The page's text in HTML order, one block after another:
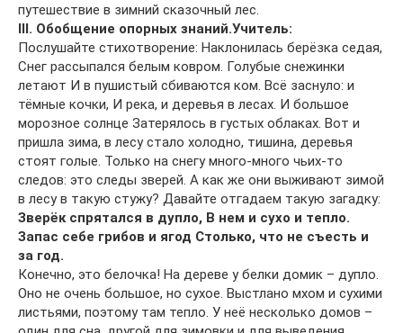
путешествие в зимний сказочный лес.
III. Обобщение опорных знаний.Учитель:
Послушайте стихотворение: Наклонилась берёзка седая,
Снег рассыпался белым ковром. Голубые снежинки
летают И в пушистый сбиваются ком. Всё заснуло: и
тёмные кочки, И река, и деревья в лесах. И большое
морозное солнце Затерялось в густых облаках. Вот и
пришла зима, в лесу стало холодно, тишина, деревья
стоят голые. Только на снегу много-много чьих-то
следов: это следы зверей. А как же они выживают зимой
в лесу в такую стужу? Давайте отгадаем такую загадку:
Зверёк спрятался в дупло, В нем и сухо и тепло.
Запас себе грибов и ягод Столько, что не съесть и
за год.
Конечно, это белочка! На дереве у белки домик – дупло.
Оно не очень большое, но сухое. Выстлано мхом и сухими
листьями, поэтому там тепло. У неё несколько домов –